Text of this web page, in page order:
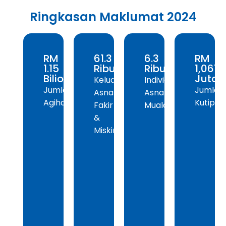
Ringkasan Maklumat 2024
RM
1.15
Bilion
Jumlah
Agihan
61.3
Ribu
Keluarga
Asnaf
Fakir
&
Miskin
6.3
Ribu
Individu
Asnaf
Mualaf
RM
Juta
Jumlah
Kutipan